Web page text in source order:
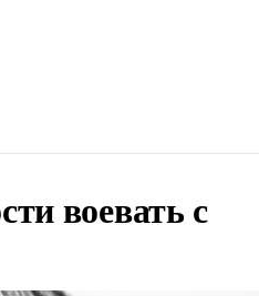
воевать с